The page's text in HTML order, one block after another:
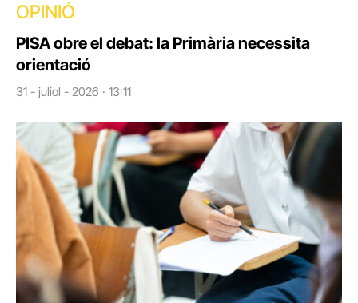
OPINIÓ
PISA obre el debat: la Primària necessita
orientació
31 - juliol - 2026 · 13:11